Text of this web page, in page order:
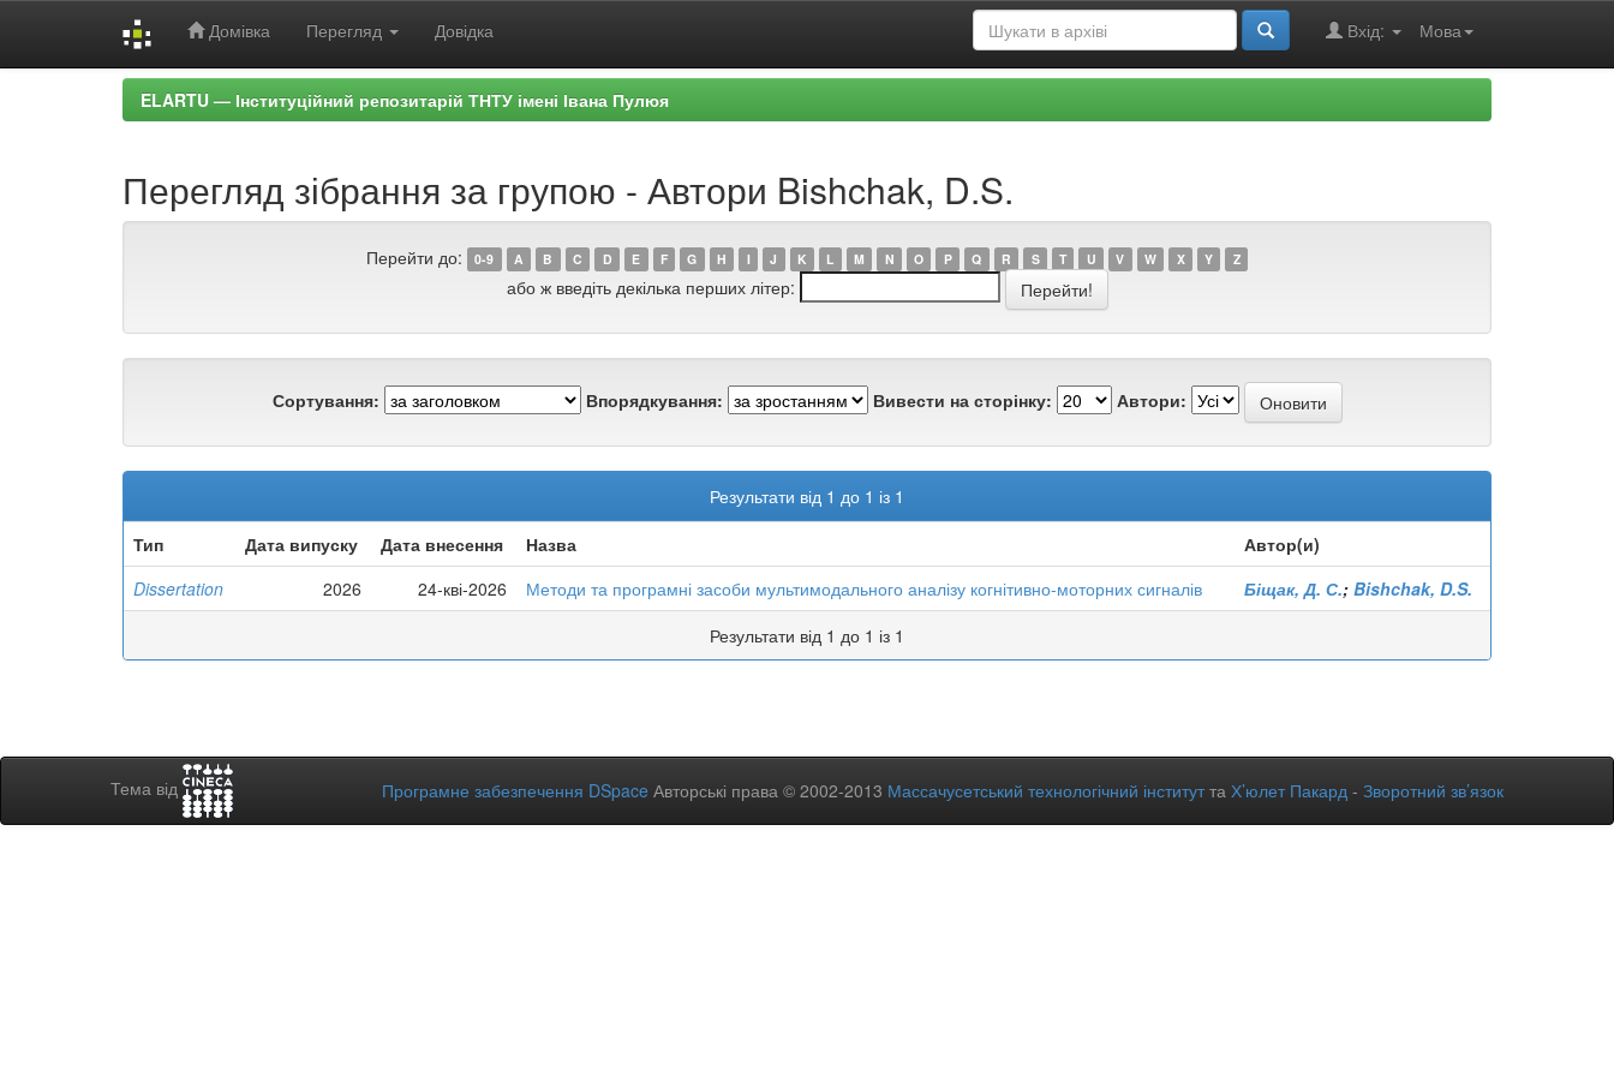
Домівка Перегляд Довідка Мова
Вхід:
ELARTU — Інституційний репозитарій ТНТУ імені Івана Пулюя
Перегляд зібрання за групою - Автори Bishchak, D.S.
Перейти до: 0-9 A B C D E F G H I J K L M N O P Q R S T U V W X Y Z
або ж введіть декілька перших літер:
Сортування: Впорядкування: Вивести на сторінку: Автори:
Результати від 1 до 1 із 1
Тип
Дата випуску Дата внесення Назва
Автор(и)
Dissertation
2026 24-кві-2026 Методи та програмні засоби мультимодального аналізу когнітивно-моторних сигналів Біщак, Д. С.; Bishchak, D.S.
Результати від 1 до 1 із 1
Тема від Програмне забезпечення DSpace Авторські права © 2002-2013 Массачусетський технологічний інститутта Х’юлет Пакард - Зворотний зв’язок